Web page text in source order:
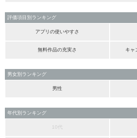
評価項目別ランキング
アプリの使いやすさ
無料作品の充実さ キャ
男女別ランキング
男性
年代別ランキング
10代